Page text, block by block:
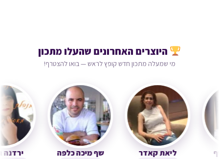
היוצרים האחרונים שהעלו מתכון
מי שמעלה מתכון חדש קופץ לראש — בואו להצטרף!
שף מיכה כלפה ליאת קאדר צופית בן יוסף